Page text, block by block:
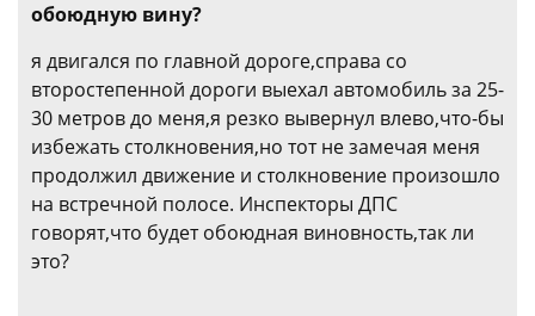
обоюдную вину?
я двигался по главной дороге,справа со
второстепенной дороги выехал автомобиль за 25-
30 метров до меня,я резко вывернул влево,что-бы
избежать столкновения,но тот не замечая меня
продолжил движение и столкновение произошло
на встречной полосе. Инспекторы ДПС
говорят,что будет обоюдная виновность,так ли
это?